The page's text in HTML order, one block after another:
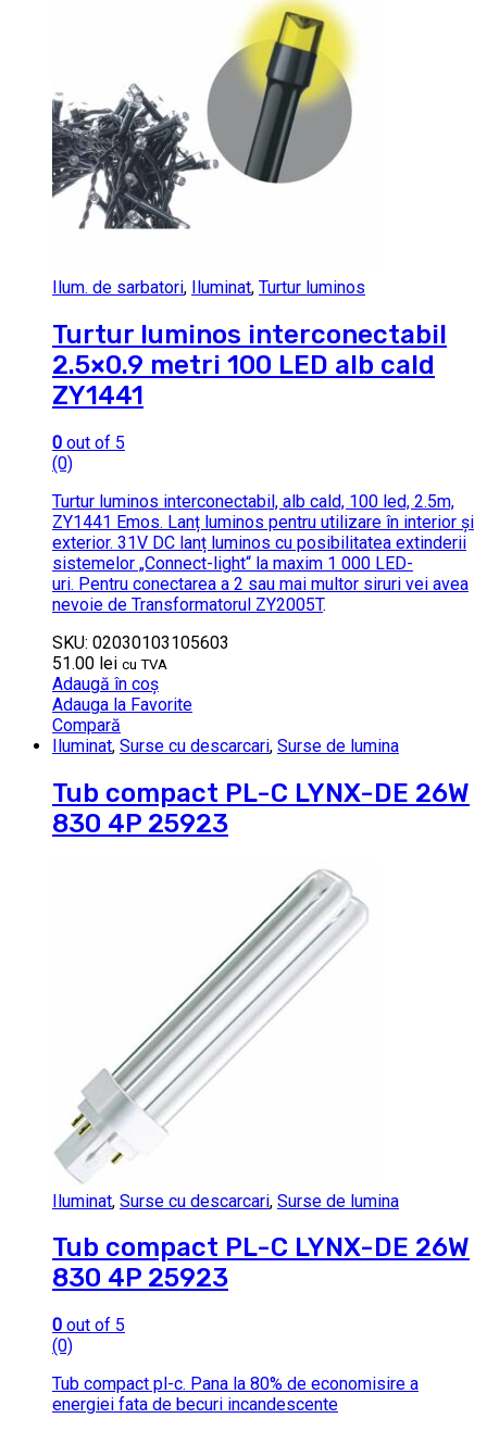
Ilum. de sarbatori, Iluminat, Turtur luminos
Turtur luminos interconectabil
2.5×0.9 metri 100 LED alb cald
ZY1441
0 out of 5
(0)
Turtur luminos interconectabil, alb cald, 100 led, 2.5m,
ZY1441 Emos. Lanț luminos pentru utilizare în interior și
exterior. 31V DC lanț luminos cu posibilitatea extinderii
sistemelor „Connect-light“ la maxim 1 000 LED-
uri. Pentru conectarea a 2 sau mai multor siruri vei avea
nevoie de Transformatorul ZY2005T.
SKU: 02030103105603
51.00 lei cu TVA
Adaugă în coș
Adauga la Favorite
Compară
Iluminat, Surse cu descarcari, Surse de lumina
Tub compact PL-C LYNX-DE 26W
830 4P 25923
Iluminat, Surse cu descarcari, Surse de lumina
Tub compact PL-C LYNX-DE 26W
830 4P 25923
0 out of 5
(0)
Tub compact pl-c. Pana la 80% de economisire a
energiei fata de becuri incandescente